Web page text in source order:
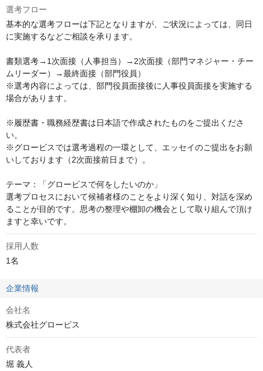
選考フロー
基本的な選考フローは下記となりますが、ご状況によっては、同日
に実施するなどご相談を承ります。
書類選考→1次面接（人事担当）→2次面接（部門マネジャー・チー
ムリーダー）→最終面接（部門役員）
※選考内容によっては、部門役員面接後に人事役員面接を実施する
場合があります。
※履歴書・職務経歴書は日本語で作成されたものをご提出くださ
い。
※グロービスでは選考過程の一環として、エッセイのご提出をお願
いしております（2次面接前日まで）。
テーマ：「グロービスで何をしたいのか」
選考プロセスにおいて候補者様のことをより深く知り、対話を深め
ることが目的です。思考の整理や棚卸の機会として取り組んで頂け
ますと幸いです。
採用人数
1名
企業情報
会社名
株式会社グロービス
代表者
堀 義人